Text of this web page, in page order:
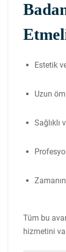
Estetik
Uzun
Sağlıklı
Tüm bu
hizmetini